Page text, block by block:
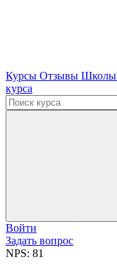
Курсы Отзывы Школы
курса
Войти
Задать вопрос
NPS: 81